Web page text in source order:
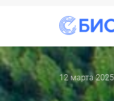
Дата
публикации
12 марта 2025